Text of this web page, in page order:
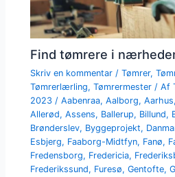
Find tømrere i
Skriv en kommentar /Tømrer,
Tømrerlærling,Tømrermester / Af
2023/Aabenraa,Aalborg,Aarhus
Allerød,Assens, Ballerup, Billund,
Brønderslev, Byggeprojekt,
Esbjerg, Faaborg-Midtfyn, Fanø,
Fredensborg, Fredericia,
Frederikssund, Furesø,Gentofte,